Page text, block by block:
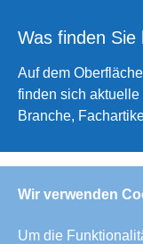
Wir verwenden
Um die
Was finden Sie
Auf dem
finden sich
Branche,
Deutsch